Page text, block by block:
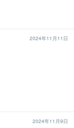
2024年11月11日
2024年11月9日